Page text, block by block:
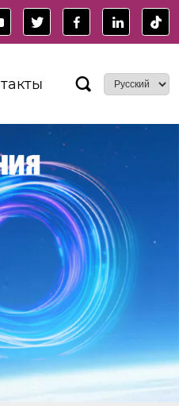
   
